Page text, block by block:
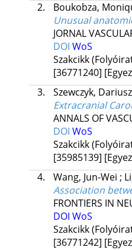
2.
Boukobza,
Unusual
JORNAL
DOI WoS
Szakcikk
[36771240]
3.
Szewczyk,
Extracranial
ANNALS OF
DOI WoS
Szakcikk
[35985139]
4.
Wang, Jun-Wei ;
Association
FRONTIERS IN
DOI WoS
Szakcikk
[36771242]